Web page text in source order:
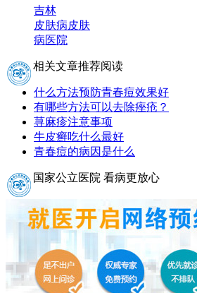
吉林
皮肤病皮肤
病医院
相关文章推荐阅读
什么方法预防青春痘效果好
有哪些方法可以去除痤疮？
荨麻疹注意事项
牛皮癣吃什么最好
青春痘的病因是什么
国家公立医院 看病更放心